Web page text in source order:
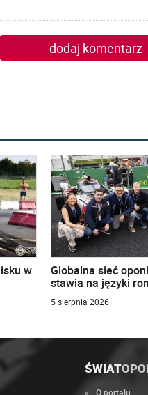
dodaj komentarz
w
Globalna sieć
stawia na języki
5 sierpnia 2026
ŚWIAT
O portalu